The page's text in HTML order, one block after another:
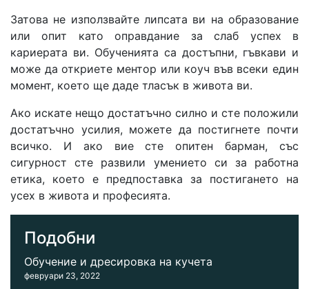
Затова не използвайте липсата ви на образование
или опит като оправдание за слаб успех в
кариерата ви. Обученията са достъпни, гъвкави и
може да откриете ментор или коуч във всеки един
момент, което ще даде тласък в живота ви.
Ако искате нещо достатъчно силно и сте положили
достатъчно усилия, можете да постигнете почти
всичко. И ако вие сте опитен барман, със
сигурност сте развили умението си за работна
етика, което е предпоставка за постигането на
усех в живота и професията.
Подобни
Обучение и дресировка на кучета
февруари 23, 2022